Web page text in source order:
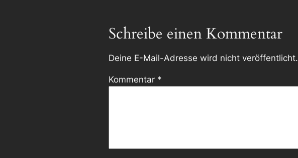
Schreibe einen Kommentar
Deine E-Mail-Adresse wird nicht veröffentlicht.
Kommentar *